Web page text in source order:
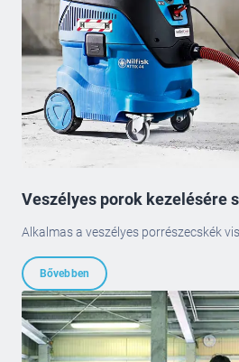
Veszélyes porok kezelésére
Alkalmas a veszélyes porrészecskék
Bővebben